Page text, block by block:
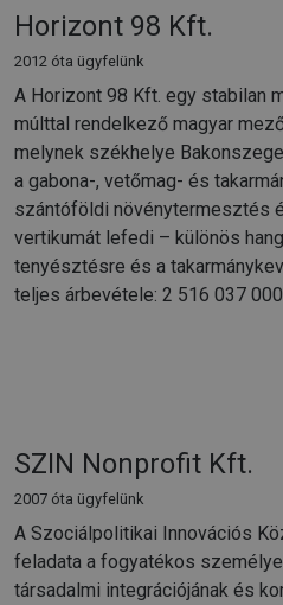
Horizont 98 Kft.
2012 óta ügyfelünk
A Horizont 98 Kft. egy stabilan
múlttal rendelkező magyar
melynek székhelye
a gabona-, vetőmag- és
szántóföldi növénytermesztés
vertikumát lefedi – különös
tenyésztésre és a
teljes árbevétele: 2 516 037
SZIN Nonprofit Kft.
2007 óta ügyfelünk
A Szociálpolitikai Innovációs
feladata a fogyatékos
társadalmi integrációjának és